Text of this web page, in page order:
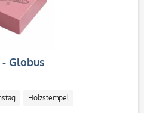
Globus
Holzstempel